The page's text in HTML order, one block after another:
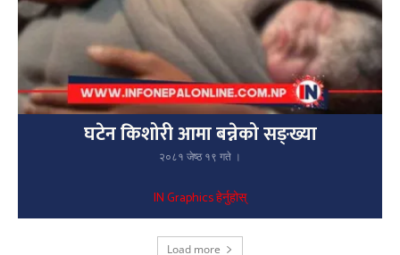
घटेन किशोरी आमा बन्नेको सङ्ख्या
२०८१ जेष्ठ १९ गते ।
IN Graphics हेर्नुहोस्
Load more